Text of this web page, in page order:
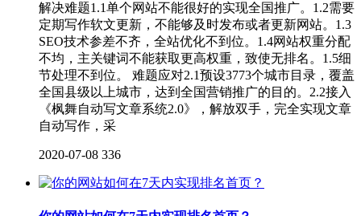
解决难题1.1单个网站不能很好的实现全国推广。1.2需要
定期写作软文更新，不能够及时发布或者更新网站。1.3
SEO技术参差不齐，全站优化不到位。1.4网站权重分配
不均，主关键词不能获取更高权重，致使无排名。1.5细
节处理不到位。 难题应对2.1预设3773个城市目录，覆盖
全国县级以上城市，达到全国营销推广的目的。2.2接入
《枫舞自动写文章系统2.0》，解放双手，完全实现文章
自动写作，采
2020-07-08 336